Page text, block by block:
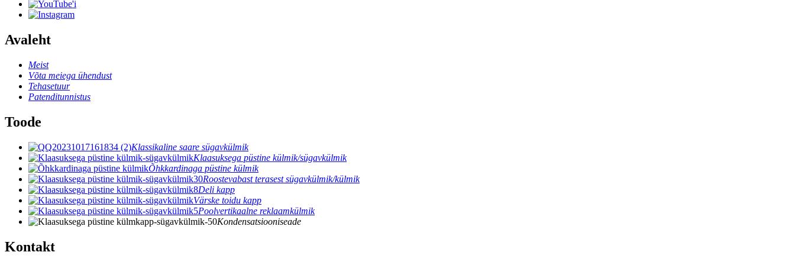
Avaleht
Meist
Võta meiega ühendust
Tehasetuur
Patenditunnistus
Toode
Klassikaline saare sügavkülmik
Klaasuksega püstine külmik/sügavkülmik
Õhkkardinaga püstine külmik
Roostevabast terasest sügavkülmik/külmik
Deli kapp
Värske toidu kapp
Poolvertikaalne reklaamkülmik
Kondensatsiooniseade
Kontakt